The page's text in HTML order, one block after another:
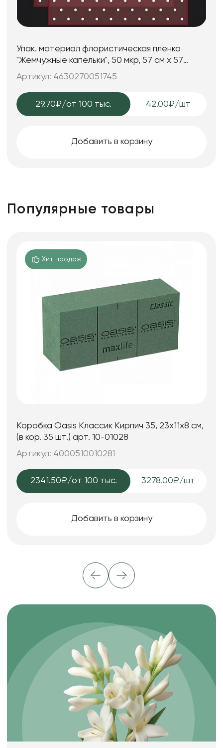
Упак. материал флористическая пленка
"Жемчужные капельки", 50 мкр, 57 см х 57
см.,20 лист/упак. винн
Артикул: 4630270051745
29.70₽/от 100 тыс. 42.00₽/шт
Добавить в корзину
Популярные товары
Хит продаж
Коробка Oasis Классик Кирпич 35, 23x11x8 см,
(в кор. 35 шт.) арт. 10-01028
Артикул: 4000510010281
2341.50₽/от 100 тыс. 3278.00₽/шт
Добавить в корзину